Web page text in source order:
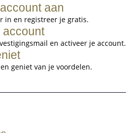
aan
in en registreer je gratis.
account
en activeer je account.
geniet van je voordelen.